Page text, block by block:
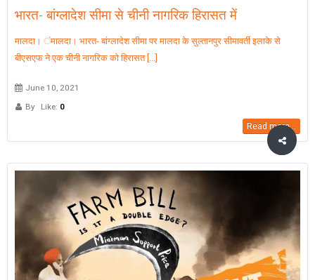
भारत- बांग्लादेश सीमा से चीनी नागरिक हिरासत में
मालदा। ंमालदा। भारत- बांग्लादेश सीमा पर मालदा के सुल्तानपुर सीमावर्ती इलाके से
बीएसएफ ने एक चीनी नागरिक को हिरासत [...]
June 10, 2021
By
Like: 0
Read more...